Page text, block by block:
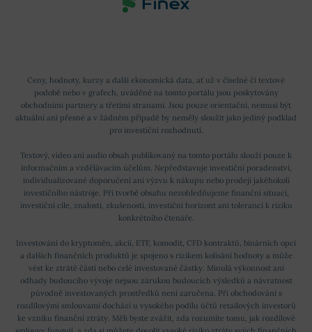
Ceny, hodnoty, kurzy a další ekonomická data, ať už v číselné či textové
podobě nebo v grafech, uváděné na tomto portálu jsou poskytovány
obchodními partnery a třetími stranami. Jsou pouze orientační, nemusí být
aktuální ani přesné a v žádném případě by neměly sloužit jako jediný podklad
pro investiční rozhodnutí.
Textový, video ani audio obsah publikovaný na tomto portálu slouží pouze k
informačním a vzdělávacím účelům. Nepředstavuje investiční poradenství,
individualizované doporučení ani výzvu k nákupu nebo prodeji jakéhokoli
investičního nástroje. Při tvorbě obsahu nezohledňujeme finanční situaci,
investiční cíle, znalosti, zkušenosti, investiční horizont ani toleranci k riziku
konkrétního čtenáře.
Investování do kryptoměn, akcií, ETF, komodit, CFD kontraktů, binárních opcí
a dalších finančních produktů je spojeno s rizikem kolísání hodnoty a může
vést ke ztrátě části nebo celé investované částky. Minulá výkonnost ani
odhady budoucího vývoje nejsou zárukou budoucích výsledků a návratnost
původně investovaných prostředků není zaručena. Při obchodování s
rozdílovými smlouvami dochází u vysokého podílu účtů retailových investorů
ke vzniku finanční ztráty. Měli byste zvážit, zda rozumíte tomu, jak rozdílové